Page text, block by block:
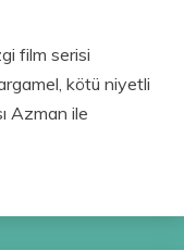
film serisi
kötü niyetli
Azman ile